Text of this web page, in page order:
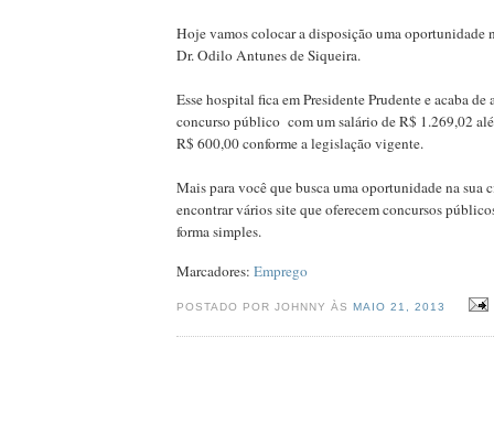
Hoje vamos colocar a disposição uma oportunidade
Dr. Odilo Antunes de Siqueira.
Esse hospital fica em Presidente Prudente e acaba
concurso público com um salário de R$ 1.269,02
R$ 600,00 conforme a legislação vigente.
Mais para você que busca uma oportunidade na sua
encontrar vários site que oferecem concursos
forma simples.
Marcadores: Emprego
POSTADO POR JOHNNY ÀSMAIO 21, 2013